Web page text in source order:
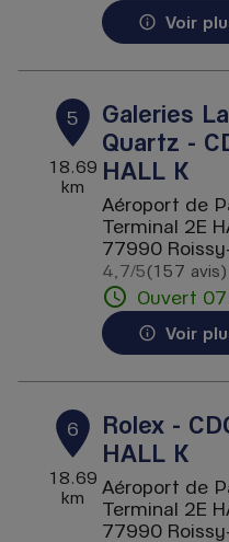
Voir
5
18.69
km
Galeries
Quartz -
HALL K
Aéroport de
Terminal 2E
77990
4,7/5 Note de 4.7 sur
(157 avis)
Ouvert
Voir
6
18.69
km
Rolex -
HALL K
Aéroport de
Terminal 2E
77990